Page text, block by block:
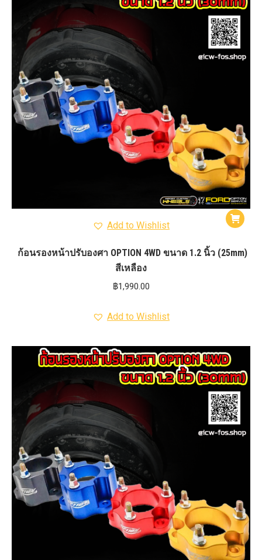
Add to Wishlist
ก้อนรองหน้าปรับองศา OPTION 4WD ขนาด 1.2 นิ้ว (25mm)
สีเหลือง
฿1,990.00
Add to Wishlist